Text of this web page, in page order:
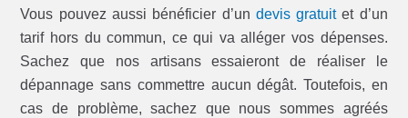
Vous pouvez aussi bénéficier d’un devis gratuitet d’un
tarif hors du commun, ce qui va alléger vos dépenses.
Sachez que nos artisans essaieront de réaliser le
dépannage sans commettre aucun dégât. Toutefois, en
cas de problème, sachez que nous sommes agréés